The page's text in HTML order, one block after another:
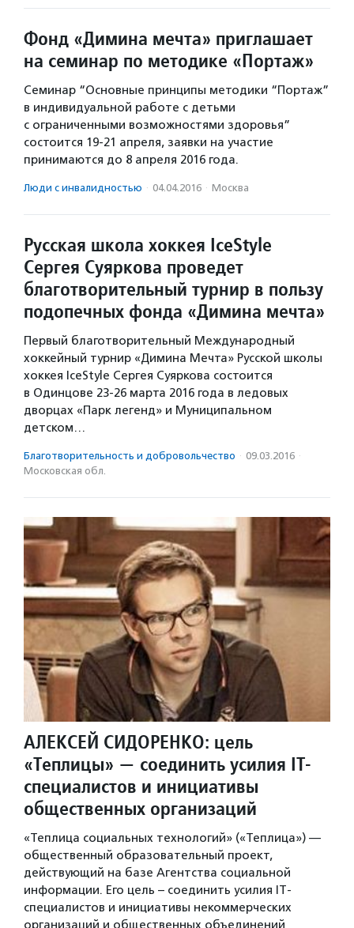
Фонд «Димина мечта» приглашает
на семинар по методике «Портаж»
Семинар “Основные принципы методики “Портаж”
в индивидуальной работе с детьми
с ограниченными возможностями здоровья”
состоится 19-21 апреля, заявки на участие
принимаются до 8 апреля 2016 года.
Люди с инвалидностью · 04.04.2016 · Москва
Русская школа хоккея IceStyle
Сергея Суяркова проведет
благотворительный турнир в пользу
подопечных фонда «Димина мечта»
Первый благотворительный Международный
хоккейный турнир «Димина Мечта» Русской школы
хоккея IceStyle Сергея Суяркова состоится
в Одинцове 23-26 марта 2016 года в ледовых
дворцах «Парк легенд» и Муниципальном
детском…
Благотвори­тель­ность и доброволь­чест­во · 09.03.2016 ·
Московская обл.
АЛЕКСЕЙ СИДОРЕНКО: цель
«Теплицы» — соединить усилия IT-
специалистов и инициативы
общественных организаций
«Теплица социальных технологий» («Теплица») —
общественный образовательный проект,
действующий на базе Агентства социальной
информации. Его цель – соединить усилия IT-
специалистов и инициативы некоммерческих
организаций и общественных объединений